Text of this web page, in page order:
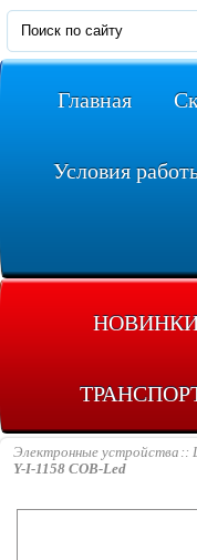
Главная
Условия
Электронные устройства
Y-I-1158 COB-Led